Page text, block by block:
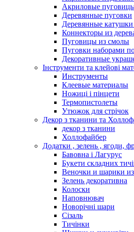
Акриловые
Деревянные пуговки
Деревянные катушки
Коннекторы из
Пуговицы из смолы
Пуговки наборами
Декоративные
Інструменти та клейові
Инструменты
Клеевые материалы
Ножиці і пінцети
Термопистолеты
Утюжок для стрічок
Декор з тканини та
декор з тканини
Холлофайбер
Додатки , зелень , ягоди,
Бавовна і Лагурус
Букети складних
Веночки и шарики из
Зелень декоративна
Колоски
Наповнювач
Новорічні шари
Сізаль
Тичінки